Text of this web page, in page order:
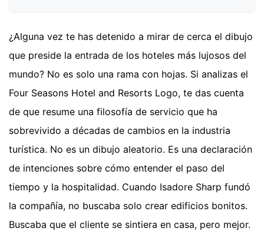
¿Alguna vez te has detenido a mirar de cerca el dibujo
que preside la entrada de los hoteles más lujosos del
mundo? No es solo una rama con hojas. Si analizas el
Four Seasons Hotel and Resorts Logo, te das cuenta
de que resume una filosofía de servicio que ha
sobrevivido a décadas de cambios en la industria
turística. No es un dibujo aleatorio. Es una declaración
de intenciones sobre cómo entender el paso del
tiempo y la hospitalidad. Cuando Isadore Sharp fundó
la compañía, no buscaba solo crear edificios bonitos.
Buscaba que el cliente se sintiera en casa, pero mejor.